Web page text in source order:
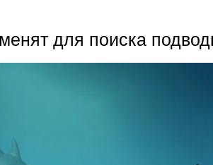
для поиска